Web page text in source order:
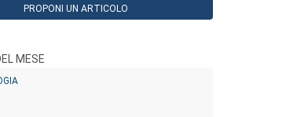
PROPONI UN ARTICOLO
MESE